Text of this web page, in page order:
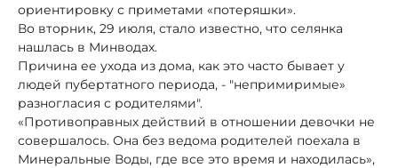
ориентировку с приметами «потеряшки».
Во вторник, 29 июля, стало известно, что селянка
нашлась в Минводах.
Причина ее ухода из дома, как это часто бывает у
людей пубертатного периода, - "непримиримые»
разногласия с родителями".
«Противоправных действий в отношении девочки не
совершалось. Она без ведома родителей поехала в
Минеральные Воды, где все это время и находилась»,